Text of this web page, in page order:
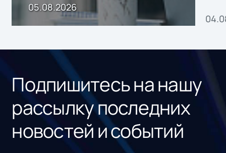
05.08.2026
Подпишитесь на нашу
рассылку последних
новостей и событий